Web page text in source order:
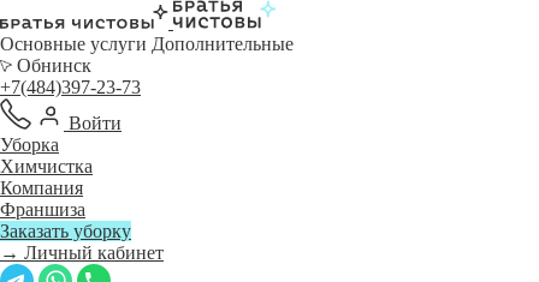
Основные услуги Дополнительные
Обнинск
+7(484)397-23-73
Войти
Уборка
Химчистка
Компания
Франшиза
Заказать уборку
→ Личный кабинет